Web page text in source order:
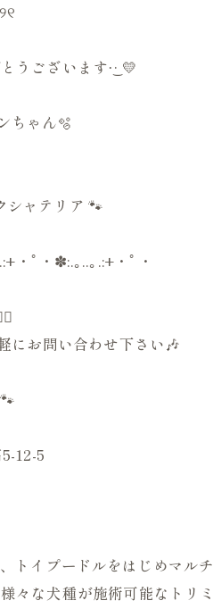
うございます·͜· 💛
ちゃん🫧
ャテリア 🐾
・ﾟ・✽:.｡..｡.:+・ﾟ・
にお問い合わせ下さい🎶
12-5
トイプードルをはじめマル
々な犬種が施術可能なトリ